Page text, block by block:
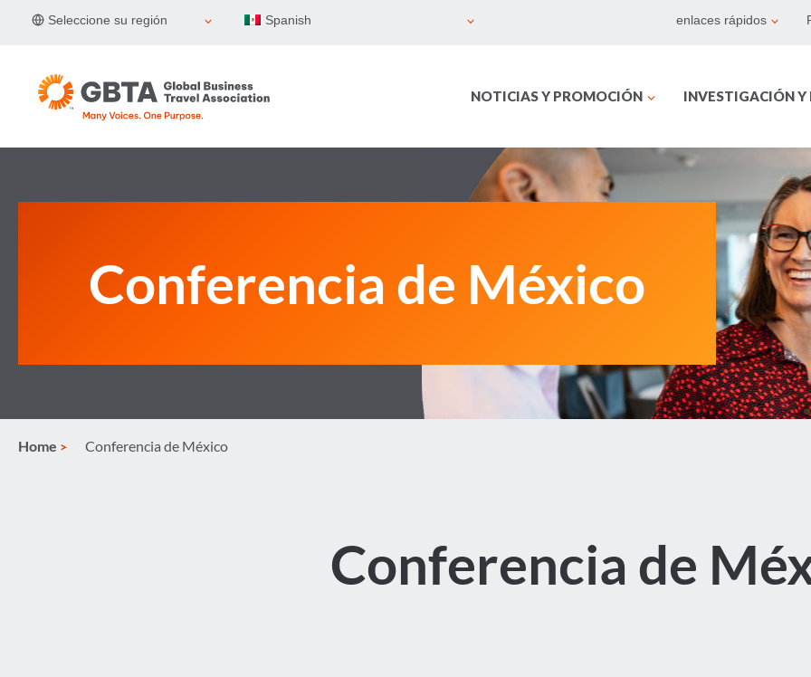
Seleccione su región Spanish enlaces rápidos
NOTICIAS Y PROMOCIÓN INVESTIGACIÓN Y
Conferencia de México
Home Conferencia de México
Conferencia de